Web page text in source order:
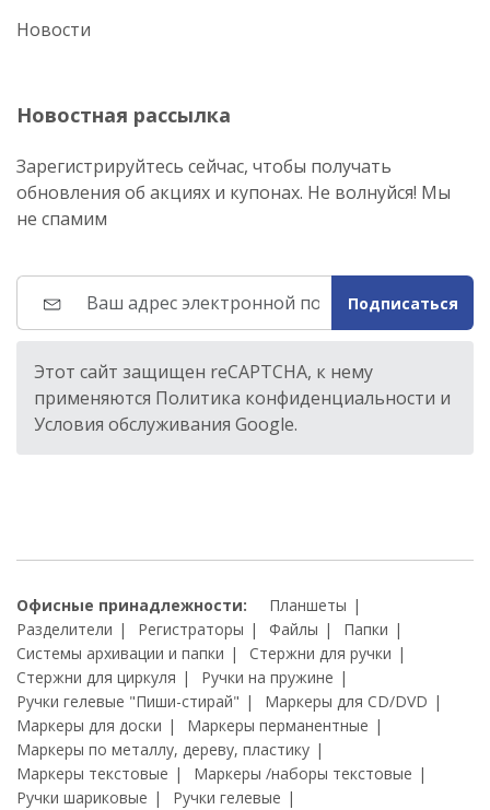
Новости
Новостная рассылка
Зарегистрируйтесь сейчас, чтобы получать
обновления об акциях и купонах. Не волнуйся! Мы
не спамим
Подписаться
Этот сайт защищен reCAPTCHA, к нему
применяются Политика конфиденциальности и
Условия обслуживания Google.
Офисные принадлежности:
Планшеты
Разделители
Регистраторы Файлы
Папки
Системы архивации и папки
Стержни для ручки
Стержни для циркуля
Ручки на пружине
Ручки гелевые "Пиши-стирай"
Маркеры для CD/DVD
Маркеры для доски
Маркеры перманентные
Маркеры по металлу, дереву, пластику
Маркеры текстовые
Маркеры /наборы текстовые
Ручки шариковые
Ручки гелевые